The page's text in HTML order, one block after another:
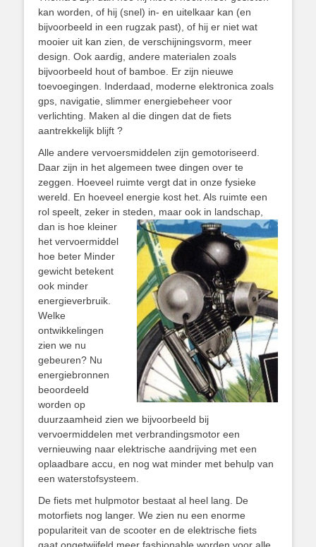
kan worden, of hij (snel) in- en uitelkaar kan (en
bijvoorbeeld in een rugzak past), of hij er niet wat
mooier uit kan zien, de verschijningsvorm, meer
design. Ook aardig, andere materialen zoals
bijvoorbeeld hout of bamboe. Er zijn nieuwe
toevoegingen. Inderdaad, moderne elektronica zoals
gps, navigatie, slimmer energiebeheer voor
verlichting. Maken al die dingen dat de fiets
aantrekkelijk blijft ?
Alle andere vervoersmiddelen zijn gemotoriseerd.
Daar zijn in het algemeen twee dingen over te
zeggen. Hoeveel ruimte vergt dat in onze fysieke
wereld. En hoeveel energie kost het. Als ruimte een
rol speelt, zeker in steden, maar ook in landschap,
dan is hoe kleiner
het vervoermiddel
hoe beter Minder
gewicht betekent
ook minder
energieverbruik.
Welke
ontwikkelingen
zien we nu
gebeuren? Nu
energiebronnen
beoordeeld
worden op
duurzaamheid zien we bijvoorbeeld bij
vervoermiddelen met verbrandingsmotor een
vernieuwing naar elektrische aandrijving met een
oplaadbare accu, en nog wat minder met behulp van
een waterstofsysteem.
De fiets met hulpmotor bestaat al heel lang. De
motorfiets nog langer. We zien nu een enorme
populariteit van de scooter en de elektrische fiets